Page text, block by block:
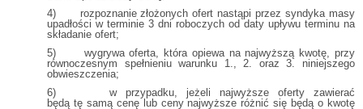
4) rozpoznanie złożonych ofert nastąpi przez syndyka masy
upadłości w terminie 3 dni roboczych od daty upływu terminu na
składanie ofert;
5) wygrywa oferta, która opiewa na najwyższą kwotę, przy
równoczesnym spełnieniu warunku 1., 2. oraz 3. niniejszego
obwieszczenia;
6) w przypadku, jeżeli najwyższe oferty zawierać
będą tę samą cenę lub ceny najwyższe różnić się będą o kwotę